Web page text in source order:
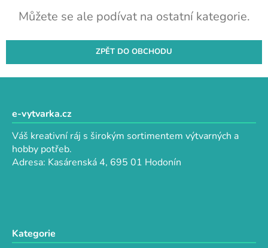
Můžete se ale podívat na ostatní kategorie.
ZPĚT DO OBCHODU
e-vytvarka.cz
Váš kreativní ráj s širokým sortimentem výtvarných a
hobby potřeb.
Adresa: Kasárenská 4, 695 01 Hodonín
Kategorie